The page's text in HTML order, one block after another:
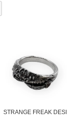
STRANGE FREAK DESI